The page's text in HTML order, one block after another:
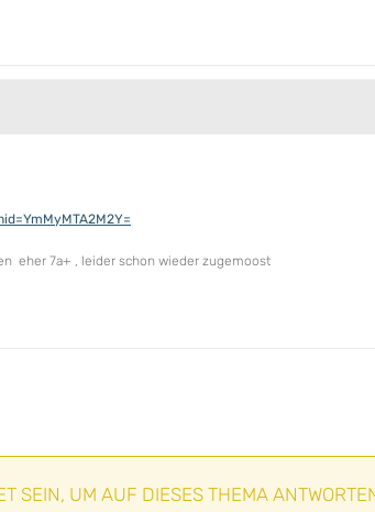
eher 7a+ , leider schon wieder zugemoost
SEIN, UM AUF DIESES THEMA